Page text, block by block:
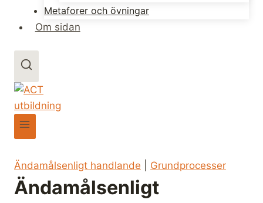
Metaforer och övningar
Om sidan
Ändamålsenligt handlande Grundprocesser
Ändamålsenligt